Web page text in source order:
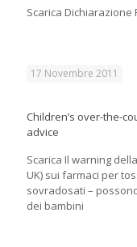
Scarica Dichiarazione
17 Novembre 2011
Children’s over-the-
advice
Scarica Il warning
UK) sui farmaci per
sovradosati –
dei bambini